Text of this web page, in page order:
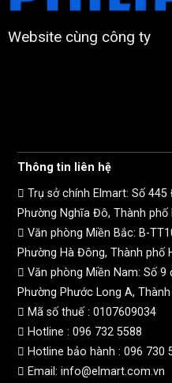
Website cùng công ty
Thông tin liên hệ
Trụ sở chính Elmart: Số
Phường Nghĩa Đô, Thành phố
Văn phòng Miền Bắc: B-
Phường Hà Đông, Thành phố
Văn phòng Miền Nam: Số 9
Phường Phước Long A,
Mã số thuế : 0107609034
Hotline : 096 732 5588
Hotline bảo hành : 096 730
Email: info@elmart.com.vn